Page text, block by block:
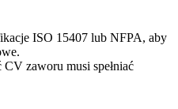
ISO 15407 lub NFPA, aby
zaworu musi spełniać